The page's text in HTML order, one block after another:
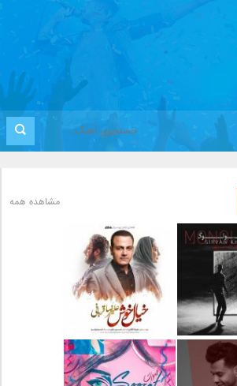
مشاهده همه
سیروان
مونولوگ
دانلود آهنگ جدید علیرضا
قربانی بنام خیال خوش